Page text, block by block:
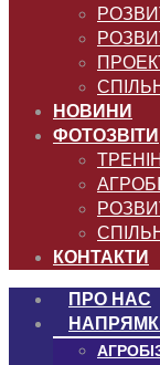
НОВИНИ
ФОТОЗВІТИ
КОНТАКТИ
ПРО НАС